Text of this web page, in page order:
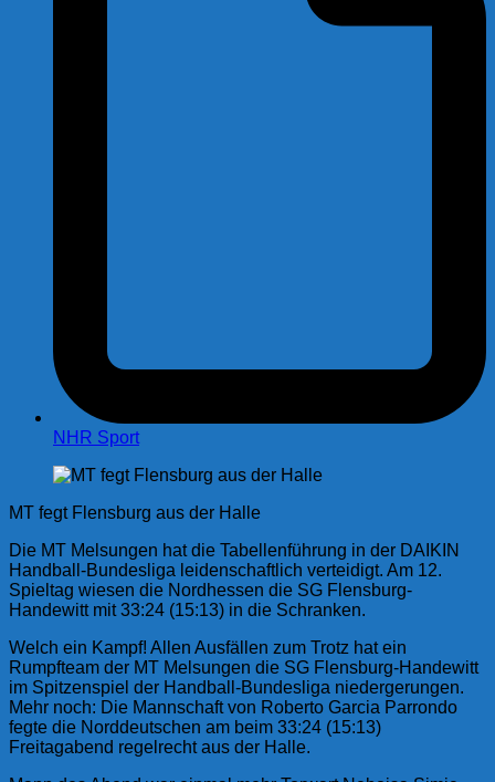
NHR Sport
MT fegt Flensburg aus der Halle
Die MT Melsungen hat die Tabellenführung in der DAIKIN
Handball-Bundesliga leidenschaftlich verteidigt. Am 12.
Spieltag wiesen die Nordhessen die SG Flensburg-
Handewitt mit 33:24 (15:13) in die Schranken.
Welch ein Kampf! Allen Ausfällen zum Trotz hat ein
Rumpfteam der MT Melsungen die SG Flensburg-Handewitt
im Spitzenspiel der Handball-Bundesliga niedergerungen.
Mehr noch: Die Mannschaft von Roberto Garcia Parrondo
fegte die Norddeutschen am beim 33:24 (15:13)
Freitagabend regelrecht aus der Halle.